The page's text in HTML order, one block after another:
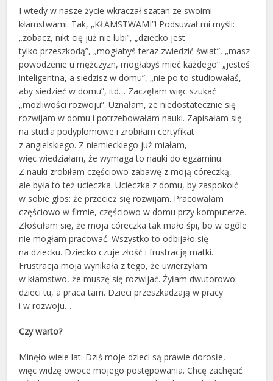
I wtedy w nasze życie wkraczał szatan ze swoimi
kłamstwami. Tak, „KŁAMSTWAMI”! Podsuwał mi myśli:
„zobacz, nikt cię już nie lubi”, „dziecko jest
tylko przeszkodą”, „mogłabyś teraz zwiedzić świat”, „masz
powodzenie u mężczyzn, mogłabyś mieć każdego” „jesteś
inteligentna, a siedzisz w domu”, „nie po to studiowałaś,
aby siedzieć w domu”, itd… Zaczęłam więc szukać
„możliwości rozwoju”. Uznałam, że niedostatecznie się
rozwijam w domu i potrzebowałam nauki. Zapisałam się
na studia podyplomowe i zrobiłam certyfikat
z angielskiego. Z niemieckiego już miałam,
więc wiedziałam, że wymaga to nauki do egzaminu.
Z nauki zrobiłam częściowo zabawę z moją córeczką,
ale była to też ucieczka. Ucieczka z domu, by zaspokoić
w sobie głos: że przecież się rozwijam. Pracowałam
częściowo w firmie, częściowo w domu przy komputerze.
Złościłam się, że moja córeczka tak mało śpi, bo w ogóle
nie mogłam pracować. Wszystko to odbijało się
na dziecku. Dziecko czuje złość i frustrację matki.
Frustracja moja wynikała z tego, że uwierzyłam
w kłamstwo, że muszę się rozwijać. Żyłam dwutorowo:
dzieci tu, a praca tam. Dzieci przeszkadzają w pracy
i w rozwoju…
Czy warto?
Minęło wiele lat. Dziś moje dzieci są prawie dorosłe,
więc widzę owoce mojego postępowania. Chcę zachęcić